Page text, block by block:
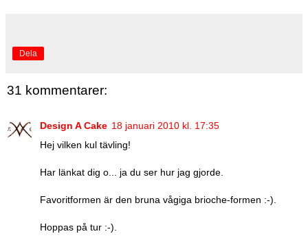
Dela
31 kommentarer:
Design A Cake 18 januari 2010 kl. 17:35
Hej vilken kul tävling!
Har länkat dig o... ja du ser hur jag gjorde.
Favoritformen är den bruna vågiga brioche-formen :-).
Hoppas på tur :-).